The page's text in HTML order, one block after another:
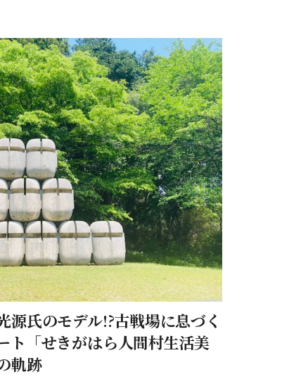
源氏のモデル!?古戦場に息づく
ト「せきがはら人間村生活美
軌跡